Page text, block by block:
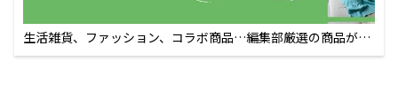
生活雑貨、ファッション、コラボ商品…編集部厳選の商品が買
えるECサイト